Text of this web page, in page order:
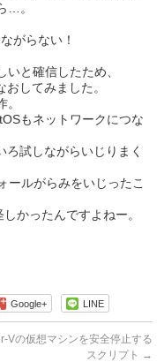
…。
がらない！
と確信したため、
してみました。
もネットワークにつな
試しながらいじりまく
ールがらみをいじったこ
かったんですよねー。
Google+ LINE
Vの仮想マシンを安全停止する
スクリプト →